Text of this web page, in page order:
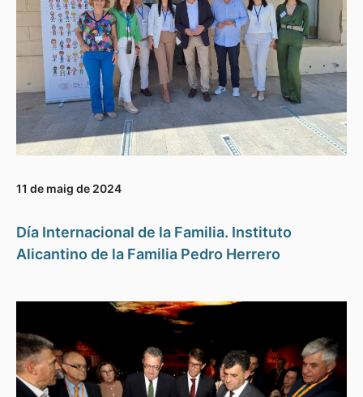
11 de maig de 2024
Día Internacional de la Familia. Instituto
Alicantino de la Familia Pedro Herrero